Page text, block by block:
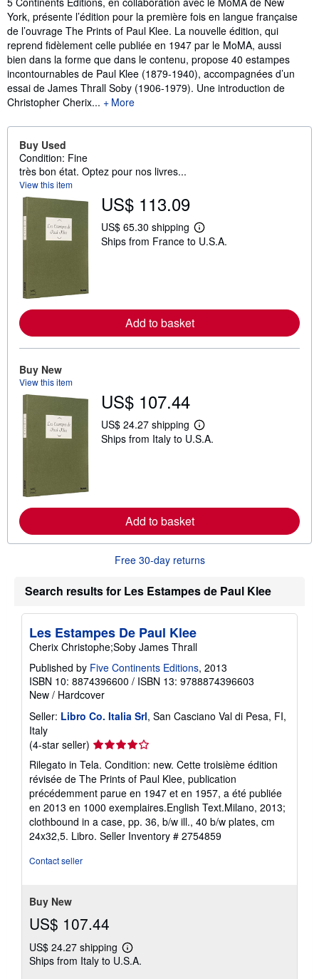
York, présente l’édition pour la première fois en langue française
de l’ouvrage The Prints of Paul Klee. La nouvelle édition, qui
reprend fidèlement celle publiée en 1947 par le MoMA, aussi
bien dans la forme que dans le contenu, propose 40 estampes
incontournables de Paul Klee (1879-1940), accompagnées d’un
essai de James Thrall Soby (1906-1979). Une introduction de
Christopher Cherix...
More
Buy Used
Condition: Fine
très bon état. Optez pour nos livres...
View this item
US$ 113.09
US$ 65.30 shipping
L
e
b
o
p
i
n
s
Ships from France to U.S.A.
Add to basket
Buy New
View this item
US$ 107.44
US$ 24.27 shipping
L
e
b
o
u
h
p
a
t
Ships from Italy to U.S.A.
Add to basket
Free 30-day returns
Search results for Les Estampes de Paul Klee
Les Estampes De Paul Klee
Cherix Christophe;Soby James Thrall
Published by Five Continents Editions, 2013
ISBN 10: 8874396600 / ISBN 13: 9788874396603
New / Hardcover
Seller: Libro Co. Italia Srl, San Casciano Val di Pesa, FI,
Italy
(4-star seller) Seller
rating
4
out
of
5
stars
Rilegato in Tela. Condition: new. Cette troisième édition
révisée de The Prints of Paul Klee, publication
précédemment parue en 1947 et en 1957, a été publiée
en 2013 en 1000 exemplaires.English Text.Milano, 2013;
clothbound in a case, pp. 36, b/w ill., 40 b/w plates, cm
24x32,5. Libro. Seller Inventory # 2754859
Contact seller
Buy New
US$ 107.44
US$ 24.27 shipping
Learn
more
Ships from Italy to U.S.A.